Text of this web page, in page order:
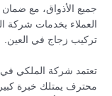
جميع الأذواق، مع
العملاء بخدمات شركة
تركيب زجاج في العين.
تعتمد شركة الملكي
محترف يمتلك خبرة